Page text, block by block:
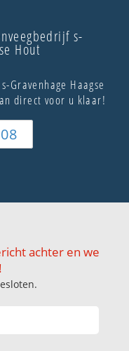
s-
Hout
Gravenhage Haagse
direct voor u klaar!
achter en we